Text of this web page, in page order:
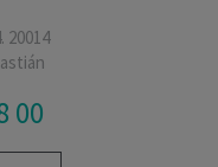
20014
00